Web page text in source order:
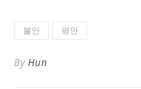
불안 평안
By Hun